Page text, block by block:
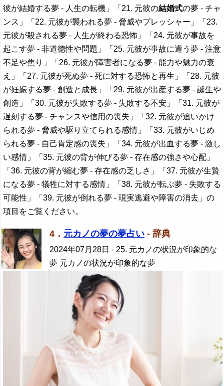
彼が結婚する夢 - 人生の転機」「21. 元彼の結婚式の夢 - チャ
ンス」「22. 元彼が襲われる夢 - 脅威やプレッシャー」「23.
元彼が殺される夢 - 人生が終わる恐怖」「24. 元彼が事故を
起こす夢 - 非道徳性や問題」「25. 元彼が事故に遭う夢 - 注意
不足や焦り」「26. 元彼が障害者になる夢 - 能力や魅力の衰
え」「27. 元彼が死ぬ夢 - 死に対する恐怖と再生」「28. 元彼
が妊娠する夢 - 創造と成長」「29. 元彼が出産する夢 - 誕生や
創造」「30. 元彼が失敗する夢 - 失敗する不安」「31. 元彼が
遅刻する夢 - チャンスや信用の喪失」「32. 元彼が追いかけ
られる夢 - 脅威や駆り立てられる感情」「33. 元彼がいじめ
られる夢 - 自己肯定感の喪失」「34. 元彼が出血する夢 - 激し
い感情」「35. 元彼の背が伸びる夢 - 存在感の強さや心配」
「36. 元彼の背が縮む夢 - 存在感の乏しさ」「37. 元彼が生贄
になる夢 - 犠牲に対する感情」「38. 元彼が転ぶ夢 - 失敗する
可能性」「39. 元彼が倒れる夢 - 現実逃避や障害の消去」の
項目をご覧ください。
4． 元カノの夢の夢占い - 辞典
2024年07月28日 - 25. 元カノの状況が印象的な
夢 元カノの状況が印象的な夢